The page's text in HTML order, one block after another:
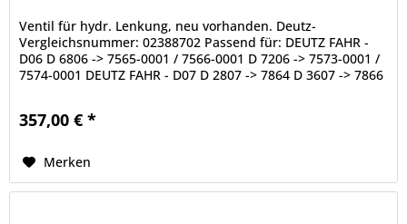
Ventil für hydr. Lenkung, neu vorhanden. Deutz-
Vergleichsnummer: 02388702 Passend für: DEUTZ FAHR -
D06 D 6806 -> 7565-0001 / 7566-0001 D 7206 -> 7573-0001 /
7574-0001 DEUTZ FAHR - D07 D 2807 -> 7864 D 3607 -> 7866
357,00 € *
Merken